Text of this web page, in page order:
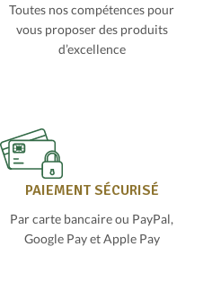
Toutes nos compétences pour
vous proposer des produits
d’excellence
PAIEMENT SÉCURISÉ
Par carte bancaire ou PayPal,
Google Pay et Apple Pay